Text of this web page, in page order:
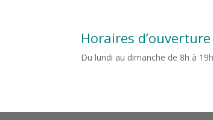
Horaires d’ouverture
Du lundi au dimanche de 8h à